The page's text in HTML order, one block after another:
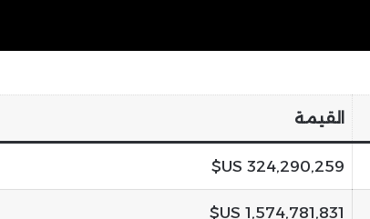
القيمة
324,290,259 US$
1,574,781,831 US$